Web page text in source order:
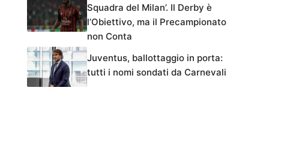
Squadra del Milan’. Il Derby è
l’Obiettivo, ma il Precampionato
non Conta
Juventus, ballottaggio in porta:
tutti i nomi sondati da Carnevali